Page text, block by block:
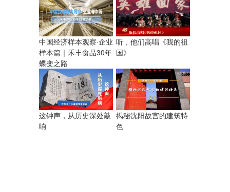
中国经济样本观察·企业
样本篇｜禾丰食品30年
蝶变之路
听，他们高唱《我的祖
国》
这钟声，从历史深处敲
响
揭秘沈阳故宫的建筑特
色